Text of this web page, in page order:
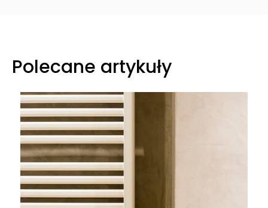
Polecane artykuły